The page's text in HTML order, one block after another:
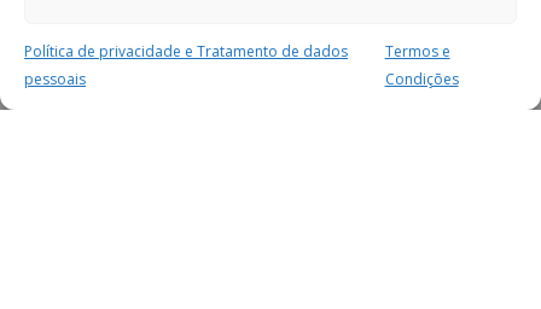
Política de privacidade e Tratamento de dados
pessoais
Termos e
Condições